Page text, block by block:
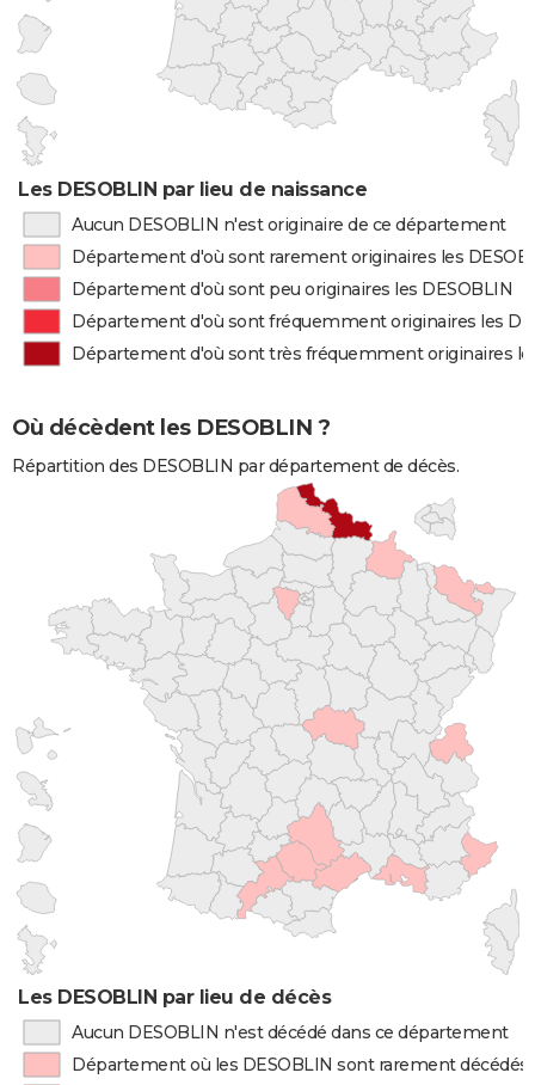
Les DESOBLIN par lieu de naissance
Aucun DESOBLIN n'est originaire de ce département
Département d'où sont rarement originaires les
Département d'où sont peu originaires les DESOBLIN
Département d'où sont fréquemment originaires les
Département d'où sont très fréquemment originaires
Où décèdent les DESOBLIN ?
Répartition des DESOBLIN par département de décès.
Les DESOBLIN par lieu de décès
Aucun DESOBLIN n'est décédé dans ce département
Département où les DESOBLIN sont rarement décédés